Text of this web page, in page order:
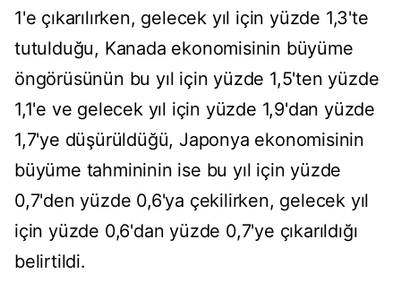
1'e çıkarılırken, gelecek yıl için yüzde 1,3'te
tutulduğu, Kanada ekonomisinin büyüme
öngörüsünün bu yıl için yüzde 1,5'ten yüzde
1,1'e ve gelecek yıl için yüzde 1,9'dan yüzde
1,7'ye düşürüldüğü, Japonya ekonomisinin
büyüme tahmininin ise bu yıl için yüzde
0,7'den yüzde 0,6'ya çekilirken, gelecek yıl
için yüzde 0,6'dan yüzde 0,7'ye çıkarıldığı
belirtildi.